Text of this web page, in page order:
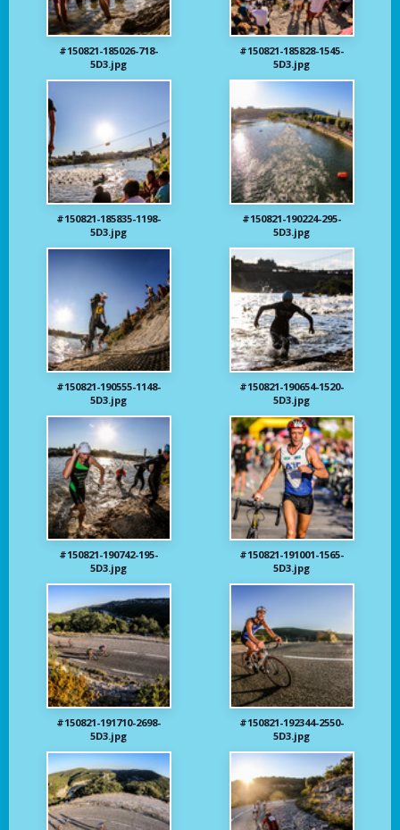
#150821-185026-718-
5D3.jpg
#150821-185828-1545-
5D3.jpg
#150821-185835-1198-
5D3.jpg
#150821-190224-295-
5D3.jpg
#150821-190555-1148-
5D3.jpg
#150821-190654-1520-
5D3.jpg
#150821-190742-195-
5D3.jpg
#150821-191001-1565-
5D3.jpg
#150821-191710-2698-
5D3.jpg
#150821-192344-2550-
5D3.jpg